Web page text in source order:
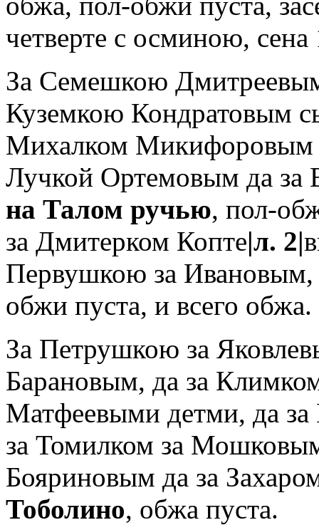
четверте с осминою, сена
За Семешкою
Куземкою Кондратовым
Михалком Микифоровым
Лучкой Ортемовым да за
на Талом ручью, пол-
за Дмитерком Копте|л. 2|
Первушкою за
обжи пуста, и всего обжа.
За Петрушкою за
Барановым, да за
Матфеевыми детми, да
за Томилком за
Бояриновым да за
Тоболино, обжа пуста.